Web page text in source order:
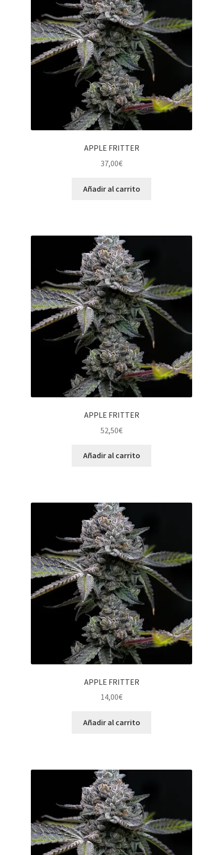
APPLE FRITTER
37,00€
Añadir al carrito
APPLE FRITTER
52,50€
Añadir al carrito
APPLE FRITTER
14,00€
Añadir al carrito